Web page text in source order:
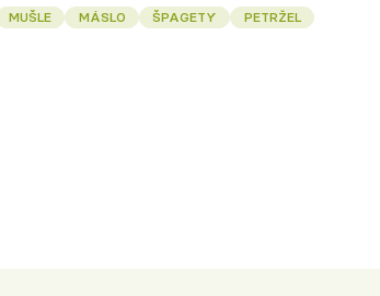
MUŠLE MÁSLO ŠPAGETY
PETRŽEL